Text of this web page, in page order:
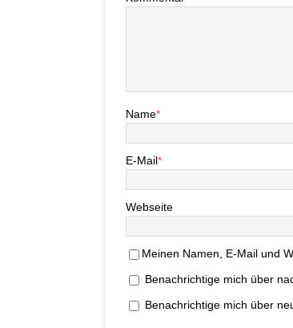
Name*
E-Mail*
Webseite
Meinen Namen, E-Mail und
Benachrichtige mich über
Benachrichtige mich über